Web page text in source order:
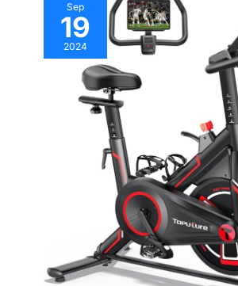
Sep
19
2024